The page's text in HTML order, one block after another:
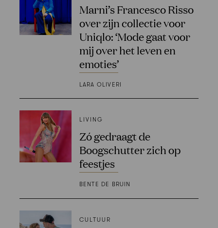
Marni’s Francesco Risso
over zijn collectie voor
Uniqlo: ‘Mode gaat voor
mij over het leven en
emoties’
LARA OLIVERI
LIVING
Zó gedraagt de
Boogschutter zich op
feestjes
BENTE DE BRUIN
CULTUUR